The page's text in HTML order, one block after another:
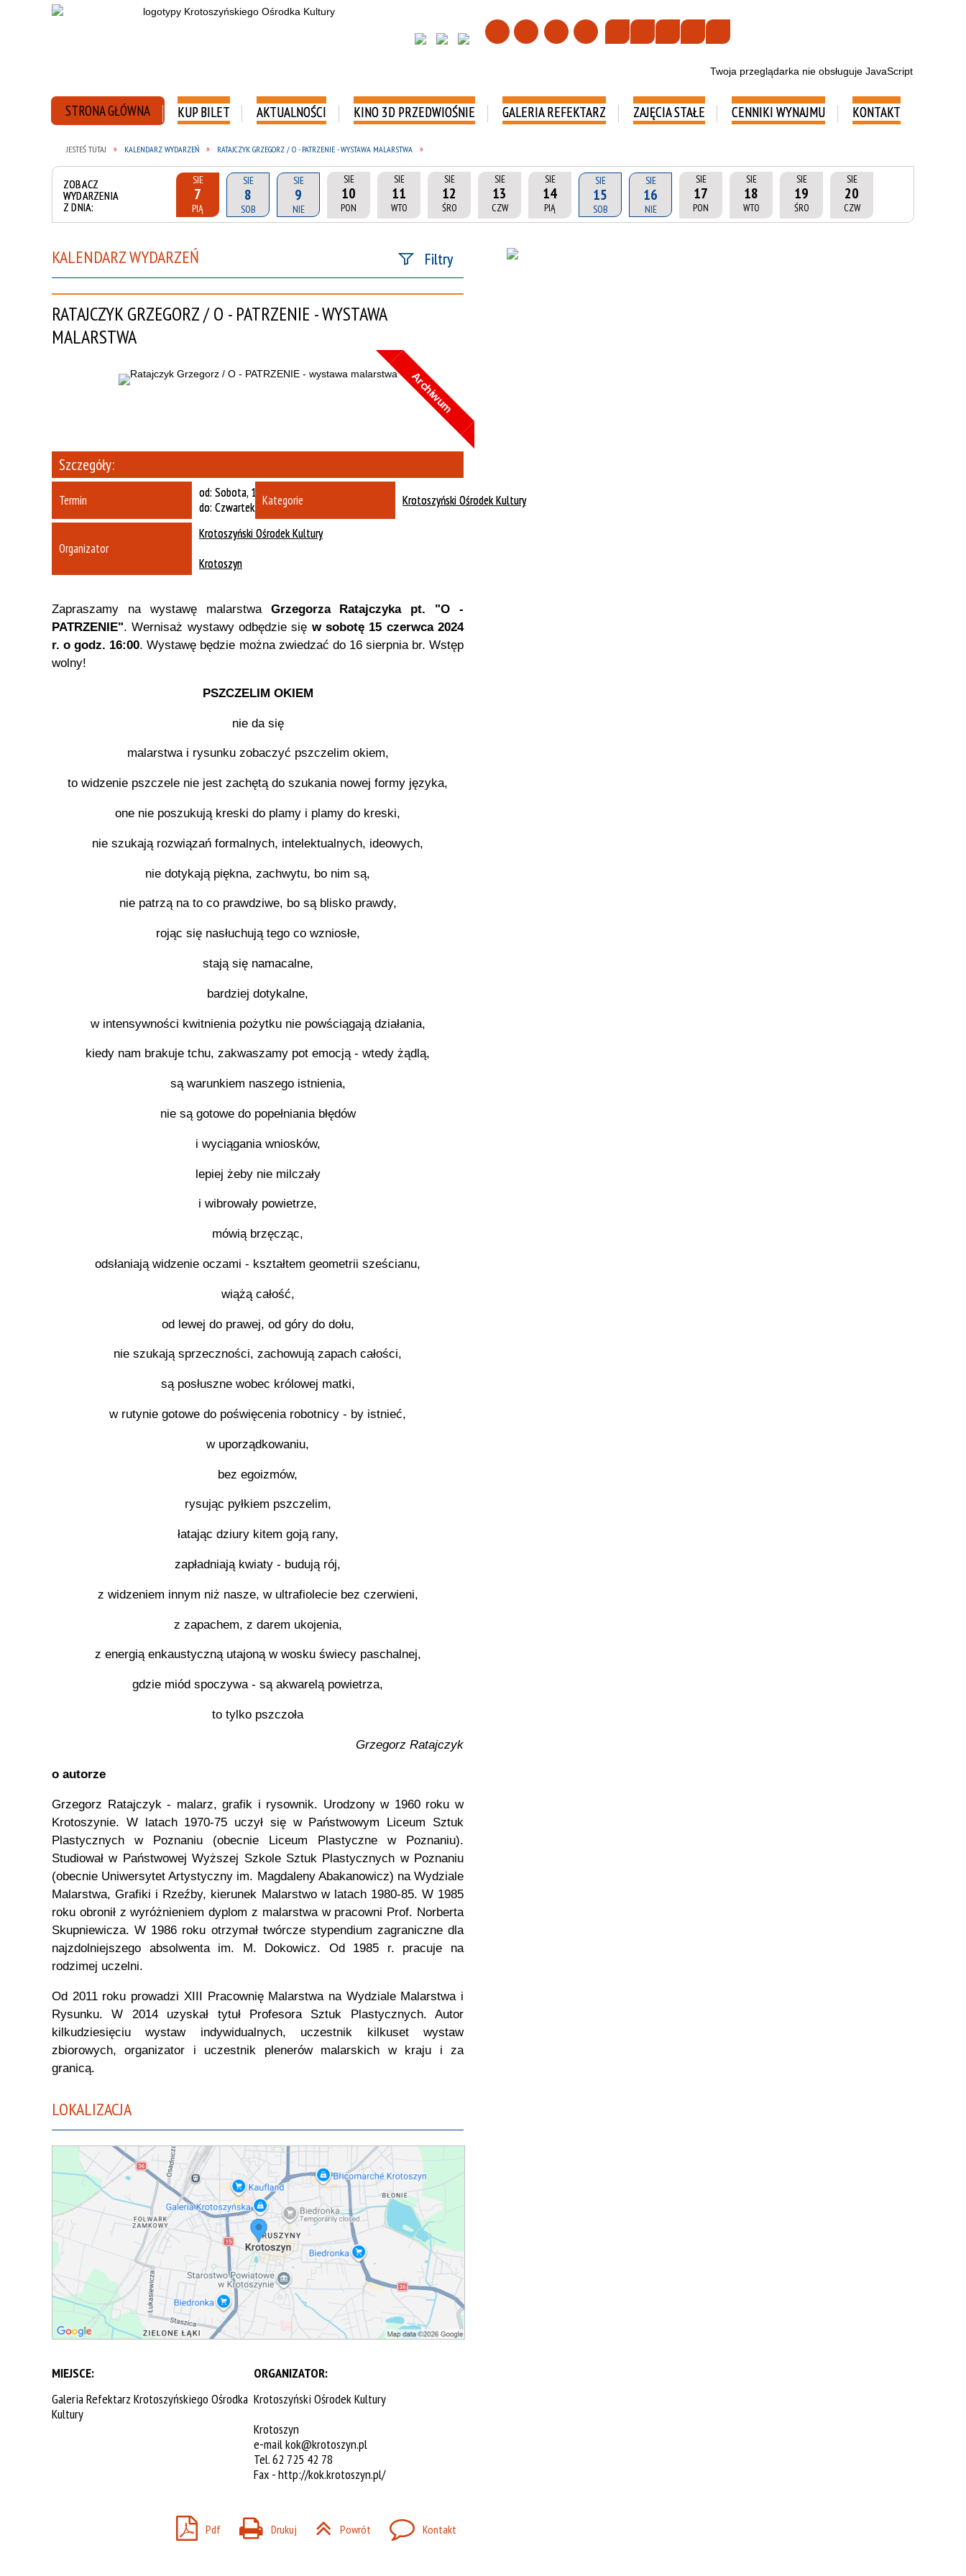
Twoja przeglądarka nie obsługuje JavaScript
STRONA GŁÓWNA KUP BILET AKTUALNOŚCI KINO 3D PRZEDWIOŚNIE GALERIA REFEKTARZ ZAJĘCIA STAŁE CENNIKI WYNAJMU KONTAKT
JESTEŚ TUTAJ KALENDARZ WYDARZEŃ RATAJCZYK GRZEGORZ / O - PATRZENIE - WYSTAWA MALARSTWA
ZOBACZ
WYDARZENIA
Z DNIA:
SIE
7
PIĄ
SIE
8
SOB
SIE
9
NIE
SIE
10
PON
SIE
11
WTO
SIE
12
ŚRO
SIE
13
CZW
SIE
14
PIĄ
SIE
15
SOB
SIE
16
NIE
SIE
17
PON
SIE
18
WTO
SIE
19
ŚRO
SIE
20
CZW
KALENDARZ WYDARZEŃ Filtry
Szukana fraza
Trwające w zakresie
RATAJCZYK GRZEGORZ / O - PATRZENIE - WYSTAWA
MALARSTWA
Archiwum
Szczegóły:
Termin od: Sobota, 15-06-2024
do: Czwartek, 15-08-2024
Kategorie Krotoszyński Ośrodek Kultury
Organizator
Krotoszyński Ośrodek Kultury
Krotoszyn
Zapraszamy na wystawę malarstwa Grzegorza Ratajczyka pt. "O -
PATRZENIE". Wernisaż wystawy odbędzie się w sobotę 15 czerwca 2024
r. o godz. 16:00. Wystawę będzie można zwiedzać do 16 sierpnia br. Wstęp
wolny!
PSZCZELIM OKIEM
nie da się
malarstwa i rysunku zobaczyć pszczelim okiem,
to widzenie pszczele nie jest zachętą do szukania nowej formy języka,
one nie poszukują kreski do plamy i plamy do kreski,
nie szukają rozwiązań formalnych, intelektualnych, ideowych,
nie dotykają piękna, zachwytu, bo nim są,
nie patrzą na to co prawdziwe, bo są blisko prawdy,
rojąc się nasłuchują tego co wzniosłe,
stają się namacalne,
bardziej dotykalne,
w intensywności kwitnienia pożytku nie powściągają działania,
kiedy nam brakuje tchu, zakwaszamy pot emocją - wtedy żądlą,
są warunkiem naszego istnienia,
nie są gotowe do popełniania błędów
i wyciągania wniosków,
lepiej żeby nie milczały
i wibrowały powietrze,
mówią brzęcząc,
odsłaniają widzenie oczami - kształtem geometrii sześcianu,
wiążą całość,
od lewej do prawej, od góry do dołu,
nie szukają sprzeczności, zachowują zapach całości,
są posłuszne wobec królowej matki,
w rutynie gotowe do poświęcenia robotnicy - by istnieć,
w uporządkowaniu,
bez egoizmów,
rysując pyłkiem pszczelim,
łatając dziury kitem goją rany,
zapładniają kwiaty - budują rój,
z widzeniem innym niż nasze, w ultrafiolecie bez czerwieni,
z zapachem, z darem ukojenia,
z energią enkaustyczną utajoną w wosku świecy paschalnej,
gdzie miód spoczywa - są akwarelą powietrza,
to tylko pszczoła
Grzegorz Ratajczyk
o autorze
Grzegorz Ratajczyk - malarz, grafik i rysownik. Urodzony w 1960 roku w
Krotoszynie. W latach 1970-75 uczył się w Państwowym Liceum Sztuk
Plastycznych w Poznaniu (obecnie Liceum Plastyczne w Poznaniu).
Studiował w Państwowej Wyższej Szkole Sztuk Plastycznych w Poznaniu
(obecnie Uniwersytet Artystyczny im. Magdaleny Abakanowicz) na Wydziale
Malarstwa, Grafiki i Rzeźby, kierunek Malarstwo w latach 1980-85. W 1985
roku obronił z wyróżnieniem dyplom z malarstwa w pracowni Prof. Norberta
Skupniewicza. W 1986 roku otrzymał twórcze stypendium zagraniczne dla
najzdolniejszego absolwenta im. M. Dokowicz. Od 1985 r. pracuje na
rodzimej uczelni.
Od 2011 roku prowadzi XIII Pracownię Malarstwa na Wydziale Malarstwa i
Rysunku. W 2014 uzyskał tytuł Profesora Sztuk Plastycznych. Autor
kilkudziesięciu wystaw indywidualnych, uczestnik kilkuset wystaw
zbiorowych, organizator i uczestnik plenerów malarskich w kraju i za
granicą.
LOKALIZACJA
MIEJSCE:
Galeria Refektarz Krotoszyńskiego Ośrodka
Kultury
ORGANIZATOR:
Krotoszyński Ośrodek Kultury
Krotoszyn
e-mailkok@krotoszyn.pl
Tel. 62 725 42 78
Fax -http://kok.krotoszyn.pl/
Pdf Drukuj Powrót Kontakt